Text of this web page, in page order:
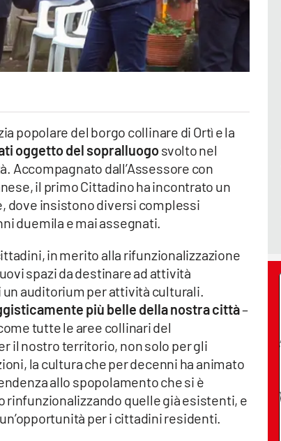
popolare del borgo collinare di Ortì e la
oggetto del sopralluogosvolto nel
Accompagnato dall’Assessore con
il primo Cittadino ha incontrato un
dove insistono diversi complessi
duemila e mai assegnati.
in merito alla rifunzionalizzazione
spazi da destinare ad attività
auditorium per attività culturali.
più belle della nostra città–
tutte le aree collinari del
il nostro territorio, non solo per gli
la cultura che per decenni ha animato
allo spopolamento che si è
quelle già esistenti, e
per i cittadini residenti.